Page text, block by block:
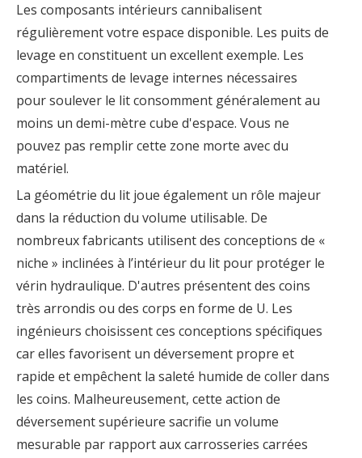
Les composants intérieurs cannibalisent
régulièrement votre espace disponible. Les puits de
levage en constituent un excellent exemple. Les
compartiments de levage internes nécessaires
pour soulever le lit consomment généralement au
moins un demi-mètre cube d'espace. Vous ne
pouvez pas remplir cette zone morte avec du
matériel.
La géométrie du lit joue également un rôle majeur
dans la réduction du volume utilisable. De
nombreux fabricants utilisent des conceptions de «
niche » inclinées à l’intérieur du lit pour protéger le
vérin hydraulique. D'autres présentent des coins
très arrondis ou des corps en forme de U. Les
ingénieurs choisissent ces conceptions spécifiques
car elles favorisent un déversement propre et
rapide et empêchent la saleté humide de coller dans
les coins. Malheureusement, cette action de
déversement supérieure sacrifie un volume
mesurable par rapport aux carrosseries carrées